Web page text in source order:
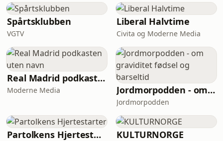
Spårtsklubben
VGTV
Liberal Halvtime
Civita og Moderne Media
Real Madrid podkasten uten navn
Moderne Media Jordmorpodden - om graviditet fødsel og barseltid
Jordmorpodden
Partolkens Hjertestarter KULTURNORGE